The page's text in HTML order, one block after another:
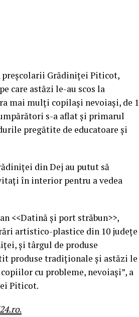
preșcolarii Grădiniței Piticot,
care astăzi le-au scos la
mai mulți copilași nevoiași, de 1
s-a aflat și primarul
pregătite de educatoare și
din Dej au putut să
în interior pentru a vedea
<<Datină și port străbun>>,
artistico-plastice din 10 județe
și târgul de produse
produse tradiționale și astăzi le
cu probleme, nevoiași”, a
Piticot.
.